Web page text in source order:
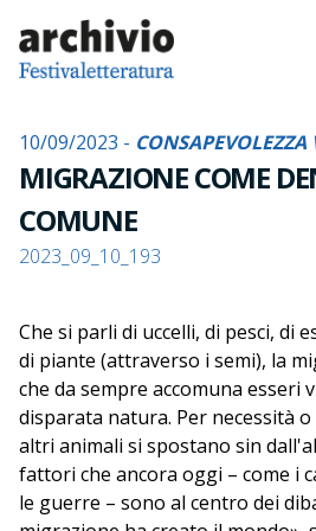
10/09/2023 - CONSAPEVOLEZZA
MIGRAZIONE COME
COMUNE
2023_09_10_193
Che si parli di uccelli, di pesci, di
di piante (attraverso i semi), la
che da sempre accomuna esseri
disparata natura. Per necessità
altri animali si spostano sin
fattori che ancora oggi – come i
le guerre – sono al centro dei